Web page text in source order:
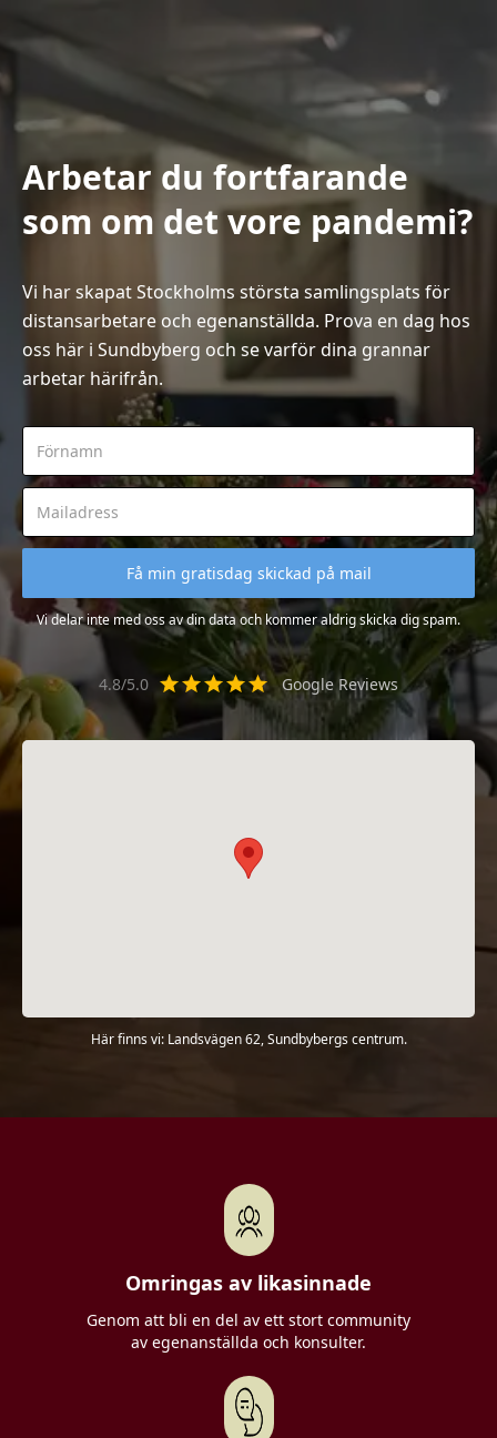
Arbetar du fortfarande
som om det vore pandemi?
Vi har skapat Stockholms största samlingsplats för
distansarbetare och egenanställda. Prova en dag hos
oss här i Sundbyberg och se varför dina grannar
arbetar härifrån.
Vi delar inte med oss av din data och kommer aldrig skicka dig spam.
4.8/5.0 Google Reviews
Här finns vi: Landsvägen 62, Sundbybergs centrum.
Omringas av likasinnade
Genom att bli en del av ett stort community
av egenanställda och konsulter.